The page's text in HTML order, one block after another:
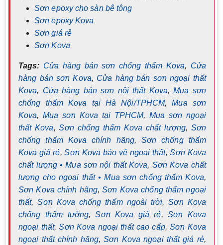
Sơn epoxy cho sàn bê tông
Sơn epoxy Kova
Sơn giá rẻ
Sơn Kova
Tags: Cửa hàng bán sơn chống thấm Kova, Cửa
hàng bán sơn Kova, Cửa hàng bán sơn ngoại thất
Kova, Cửa hàng bán sơn nội thất Kova,Mua sơn
chống thấm Kova tại Hà Nội/TPHCM,Mua sơn
Kova,Mua sơn Kova tại TPHCM, Mua sơn ngoại
thất Kova,Sơn chống thấm Kova chất lượng, Sơn
chống thấm Kova chính hãng, Sơn chống thấm
Kova giá rẻ,Sơn Kova bảo vệ ngoại thất,Sơn Kova
chất lượng • Mua sơn nội thất Kova, Sơn Kova chất
lượng cho ngoại thất • Mua sơn chống thấm Kova,
Sơn Kova chính hãng,Sơn Kova chống thấm ngoại
thất,Sơn Kova chống thấm ngoài trời,Sơn Kova
chống thấm tường,Sơn Kova giá rẻ,Sơn Kova
ngoại thất,Sơn Kova ngoại thất cao cấp,Sơn Kova
ngoại thất chính hãng,Sơn Kova ngoại thất giá rẻ,